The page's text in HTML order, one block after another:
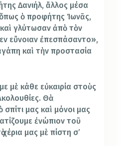
Δανιήλ, ἄλλος μέσα
ὅπως ὁ προφήτης Ἰωνᾶς,
γλύτωσαν ἀπὸ τὸν
εὔνοιαν ἐπεσπάσαντο»,
καὶ τὴν προστασία
μὲ κάθε εὐκαιρία στοὺς
Θὰ
μας καὶ μόνοι μας
ἐνώπιον τοῦ
μας μὲ πίστη σ’